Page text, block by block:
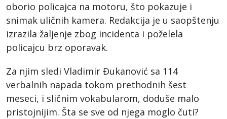
oborio policajca na motoru, što pokazuje i
snimak uličnih kamera. Redakcija je u saopštenju
izrazila žaljenje zbog incidenta i poželela
policajcu brz oporavak.
Za njim sledi Vladimir Đukanović sa 114
verbalnih napada tokom prethodnih šest
meseci, i sličnim vokabularom, doduše malo
pristojnijim. Šta se sve od njega moglo čuti?